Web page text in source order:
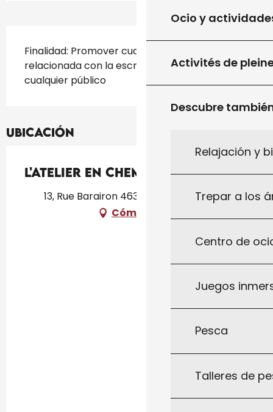
Ocio y
Activités de
Descubre
Relajación y
Trepar a los
Centro de
Juegos
Pesca
Talleres de
Finalidad: Promover cualquier actividad
relacionada con la escritura y la lectura a
cualquier público
Ubicación
L'atelier en chemin
13, Rue Barairon 46300, 46300 Gourdon
Cómo llegar